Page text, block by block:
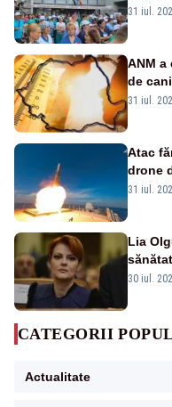
Legii
31 iul.
ANM
de
de
31 iul.
Atac
drone
31 iul.
Lia
30 iul.
CATEGORII
Actualitate